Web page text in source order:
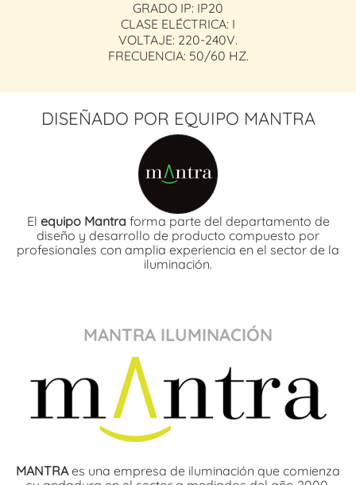
GRADO IP: IP20
CLASE ELÉCTRICA: I
VOLTAJE: 220-240V.
FRECUENCIA: 50/60 HZ.
DISEÑADO POR EQUIPO MANTRA
El equipo Mantra forma parte del departamento de
diseño y desarrollo de producto compuesto por
profesionales con amplia experiencia en el sector de la
iluminación.
MANTRA ILUMINACIÓN
MANTRAes una empresa de iluminación que comienza